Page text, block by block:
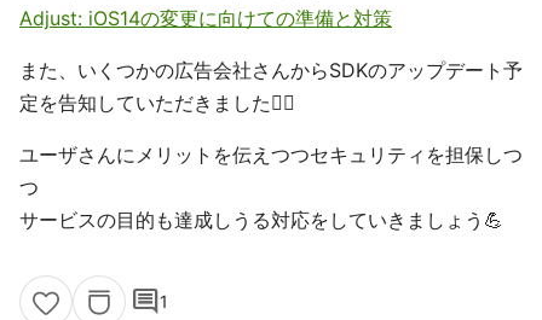
Adjust: iOS14の変更に向けての準備と対策
また、いくつかの広告会社さんからSDKのアップデート予
定を告知していただきました🙇‍♂️
ユーザさんにメリットを伝えつつセキュリティを担保しつ
つ
サービスの目的も達成しうる対応をしていきましょう💪
comment1